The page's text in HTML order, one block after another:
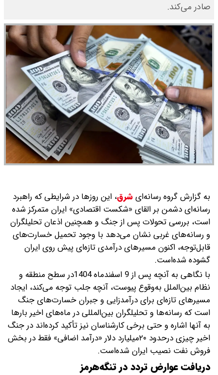
صادر می‌کند.
به گزارش گروه رسانه‌ایشرق، این روزها در شرایطی که راهبرد
رسانه‌ای دشمن بر القای «شکست اقتصادی» ایران متمرکز شده
است، بررسی تحولات پس از جنگ و همچنین اذعان تحلیلگران
و رسانه‌های غربی نشان می‌دهد با وجود تحمیل خسارت‌های
قابل‌توجه، اکنون مسیرهای درآمدی تازه‌ای پیش روی ایران
گشوده شده‌است.
با نگاهی به آنچه پس از 9 اسفندماه 1404در سطح منطقه و
نظام بین‌الملل به‌وقوع پیوست، آنچه جلب توجه می‌کند، ایجاد
مسیرهای تازه‌ای برای درآمدزایی و جبران خسارت‌های جنگ
است که رسانه‌ها و تحلیلگران بین‌المللی در ماه‌های اخیر بارها
به آنها اشاره و حتی برخی کارشناسان نیز تأکید کرده‌اند در جنگ
اخیر چیزی درحدود ۲۰میلیارد دلار «درآمد اضافی» فقط در بخش
فروش نفت نصیب ایران شده‌است.
دریافت عوارض تردد در تنگه‌هرمز